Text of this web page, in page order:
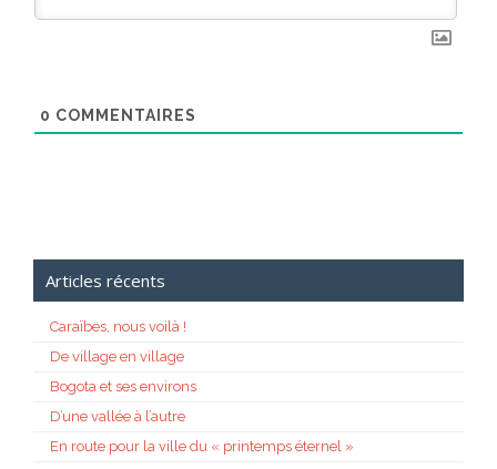
0 COMMENTAIRES
Articles récents
Caraïbes, nous voilà !
De village en village
Bogota et ses environs
D’une vallée à l’autre
En route pour la ville du « printemps éternel »